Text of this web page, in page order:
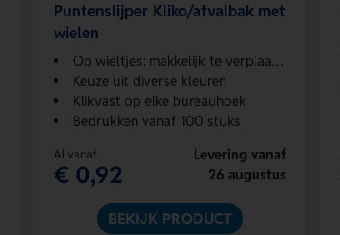
Puntenslijper Kliko/afvalbak met
wielen
Op wieltjes: makkelijk te verplaatsen
Keuze uit diverse kleuren
Klikvast op elke bureauhoek
Bedrukken vanaf 100 stuks
Al vanaf
€ 0,92
Levering vanaf
26 augustus
BEKIJK PRODUCT